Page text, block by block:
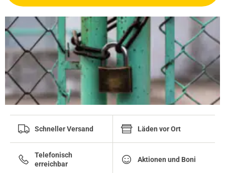
Schneller Versand Läden vor Ort
Telefonisch
erreichbar
Aktionen und Boni